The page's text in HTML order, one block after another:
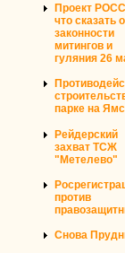
Проект
что сказать о
законности
митингов и
гуляния 26
парке на
Рейдерский
захват ТСЖ
"Метелево"
против
Снова